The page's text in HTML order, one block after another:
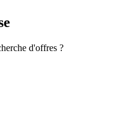
d'offres ?